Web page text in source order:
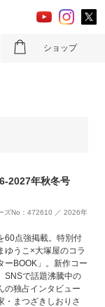
ショップ
2027年秋冬号
ズNo：472610 ／ 2026年
60点強掲載。特別付
ゆうこ×大塚屋のコラ
ーBOOK」。新作コー
SNSで話題沸騰中の
の独占インタビュー
・まつざきしおりさ